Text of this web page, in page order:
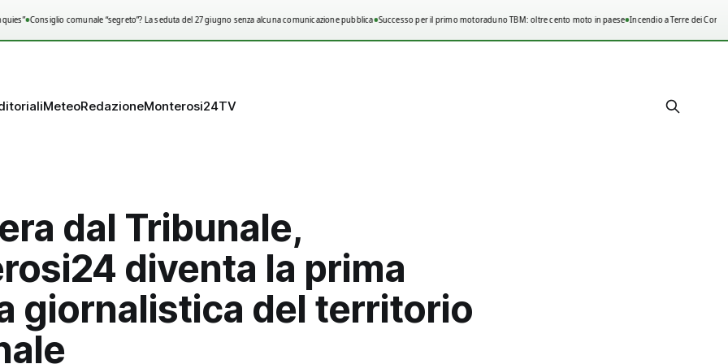
•Consiglio comunale “segreto”? La seduta del 27 giugno senza alcuna comunicazione pubblica•Successo per il primo motoraduno TBM: oltre cento moto in paese•Incendio a Terre dei
MeteoRedazioneMonterosi24TV
dal Tribunale,
diventa la prima
giornalistica del territorio